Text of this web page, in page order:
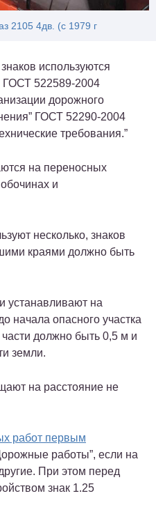
2105 4дв. (c 1979 г
используются
ГОСТ 522589-2004
дорожного
ГОСТ 52290-2004
требования.”
на переносных
и
несколько, знаков
краями должно быть
устанавливают на
начала опасного участка
должно быть 0,5 м и
земли.
на расстояние не
работ первым
работы”, если на
При этом перед
знак 1.25